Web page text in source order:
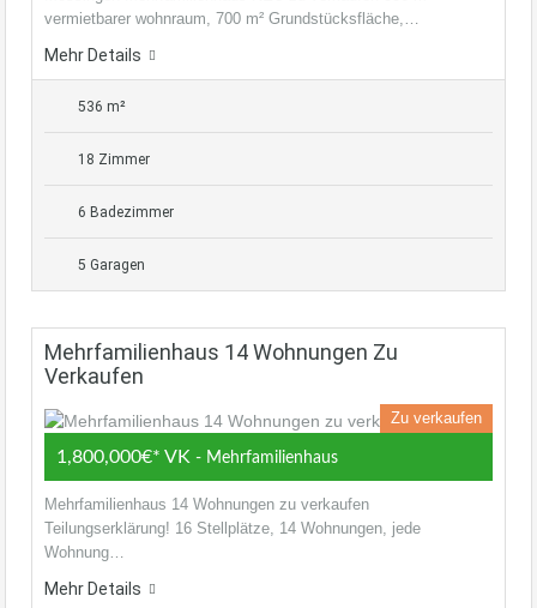
vermietbarer wohnraum, 700 m² Grundstücksfläche,…
Mehr Details
536 m²
18 Zimmer
6 Badezimmer
5 Garagen
Mehrfamilienhaus 14 Wohnungen Zu
Verkaufen
Zu verkaufen
1,800,000€* VK - Mehrfamilienhaus
Mehrfamilienhaus 14 Wohnungen zu verkaufen
Teilungserklärung! 16 Stellplätze, 14 Wohnungen, jede
Wohnung…
Mehr Details